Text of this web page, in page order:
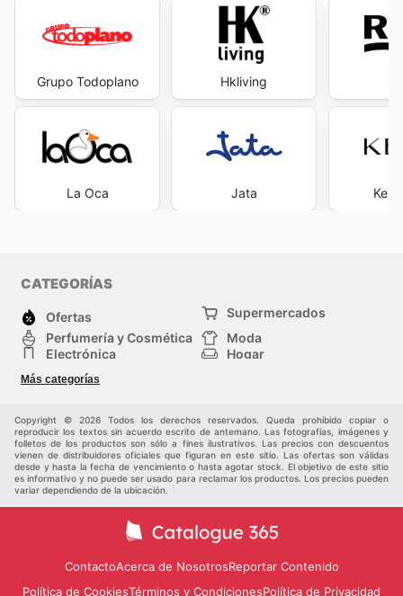
Grupo Todoplano
La Oca
Hkliving
Jata
CATEGORÍAS
Ofertas
Supermercados
Perfumería y Cosmética
Moda
Electrónica
Hogar
Deporte
Juguetes y bebés
Más categorías
Copyright © 2026 Todos los derechos reservados. Queda prohibido copiar o
reproducir los textos sin acuerdo escrito de antemano. Las fotografías, imágenes y
folletos de los productos son sólo a fines ilustrativos. Las precios con descuentos
vienen de distribuidores oficiales que figuran en este sitio. Las ofertas son válidas
desde y hasta la fecha de vencimiento o hasta agotar stock. El objetivo de este sitio
es informativo y no puede ser usado para reclamar los productos. Los precios pueden
variar dependiendo de la ubicación.
ContactoAcerca de NosotrosReportar Contenido
Política de CookiesTérminos y CondicionesPolítica de Privacidad